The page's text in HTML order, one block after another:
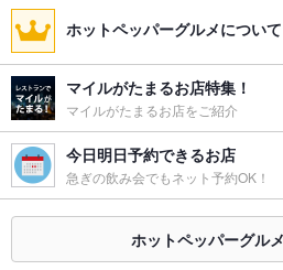
ホットペッパーグルメについて
マイルがたまるお店特集！
マイルがたまるお店をご紹介
今日明日予約できるお店
急ぎの飲み会でもネット予約OK！
ホットペッパーグル